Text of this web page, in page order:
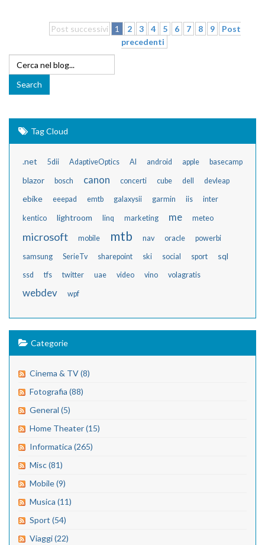
Post successivi 1 2 3 4 5 6 7 8 9
Post
precedenti
Tag Cloud
.net 5dii AdaptiveOptics AI android apple basecamp
blazor bosch canon concerti cube dell devleap
ebike eeepad emtb galaxysii garmin iis inter
kentico lightroom linq marketing me meteo
microsoft mobile mtb nav oracle powerbi
samsung SerieTv sharepoint ski social sport sql
ssd tfs twitter uae video vino volagratis
webdev wpf
Categorie
Cinema & TV (8)
Fotografia (88)
General (5)
Home Theater (15)
Informatica (265)
Misc (81)
Mobile (9)
Musica (11)
Sport (54)
Viaggi (22)